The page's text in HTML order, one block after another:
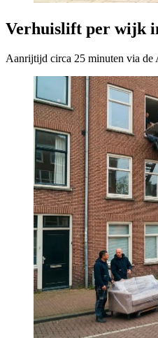
Verhuislift per wijk
Aanrijtijd circa 25 minuten via de